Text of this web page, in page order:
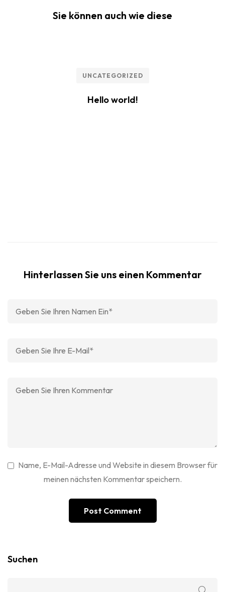
Sie können auch wie diese
UNCATEGORIZED
Hello world!
Hinterlassen Sie uns einen Kommentar
Name, E-Mail-Adresse und Website in diesem Browser für
meinen nächsten Kommentar speichern.
Suchen